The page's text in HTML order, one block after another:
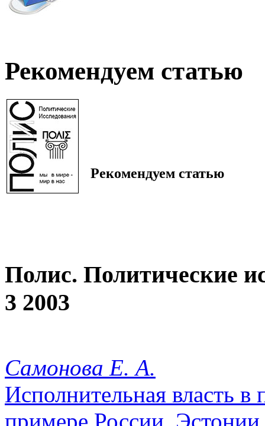
Рекомендуем статью
Рекомендуем статью
Полис. Политические
3 2003
Самонова Е. А.
Исполнительная власть в